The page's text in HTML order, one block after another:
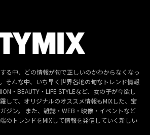
る中、どの情報が旬で正しいのかわからなくなっ
そんな中、いち早く世界各地の旬なトレンド情報
・BEAUTY・LIFE STYLEなど、女の子が今欲し
して、オリジナルのオススメ情報もMIXした、宝
ジン。 また、雑誌・WEB・映像・イベントなど
のトレンドをMIXして情報を発信していく新しい